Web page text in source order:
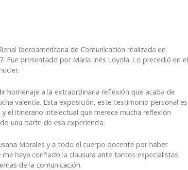
Iberoamericana de Comunicación realizada en
Fue presentado por María Inés Loyola. Lo precedió en el
homenaje a la extraordinaria reflexión que acaba de
valentía. Esta exposición, este testimonio personal es
el itinerario intelectual que merece mucha reflexión
una parte de esa experiencia.
Morales y a todo el cuerpo docente por haber
haya confiado la clausura ante tantos especialistas
de la comunicación.